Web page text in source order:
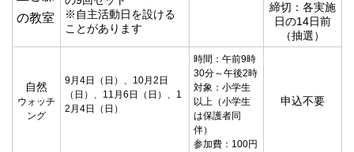
の教室
※自主活動日を設ける
ことがあります
締切：各実施
日の14日前
（抽選）
自然
ウォッチ
ング
9月4日（日）、10月2日
（日）、11月6日（日）、1
2月4日（日）
時間：午前9時
30分～午後2時
対象：小学生
以上（小学生
は保護者同
伴）
参加費： 100円
申込不要